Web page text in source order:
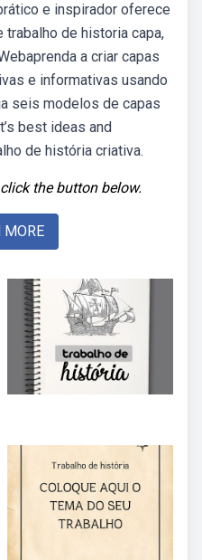
e inspirador oferece
trabalho de historia capa,
a criar capas
e informativas usando
seis modelos de capas
best ideas and
de história criativa.
the button below.
MORE